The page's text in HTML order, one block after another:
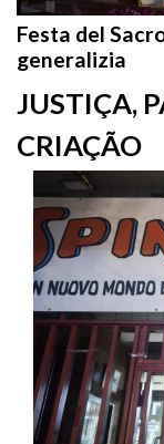
Festa del
generalizia
JUSTIÇA,
CRIAÇÃO